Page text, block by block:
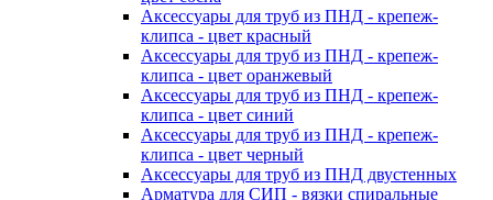
Аксессуары для труб из ПНД - крепеж-
клипса - цвет красный
Аксессуары для труб из ПНД - крепеж-
клипса - цвет оранжевый
Аксессуары для труб из ПНД - крепеж-
клипса - цвет синий
Аксессуары для труб из ПНД - крепеж-
клипса - цвет черный
Аксессуары для труб из ПНД двустенных
Арматура для СИП - вязки спиральные